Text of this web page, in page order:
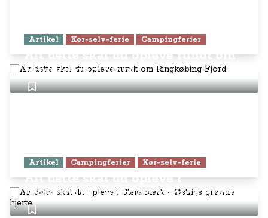
Artikel Kør-selv-ferie Campingferier
Alt dette skal du opleve rundt om
Ringkøbing Fjord
Artikel Campingferier Kør-selv-ferie
Alt dette skal du opleve i
Steiermark - Østrigs grønne hjerte